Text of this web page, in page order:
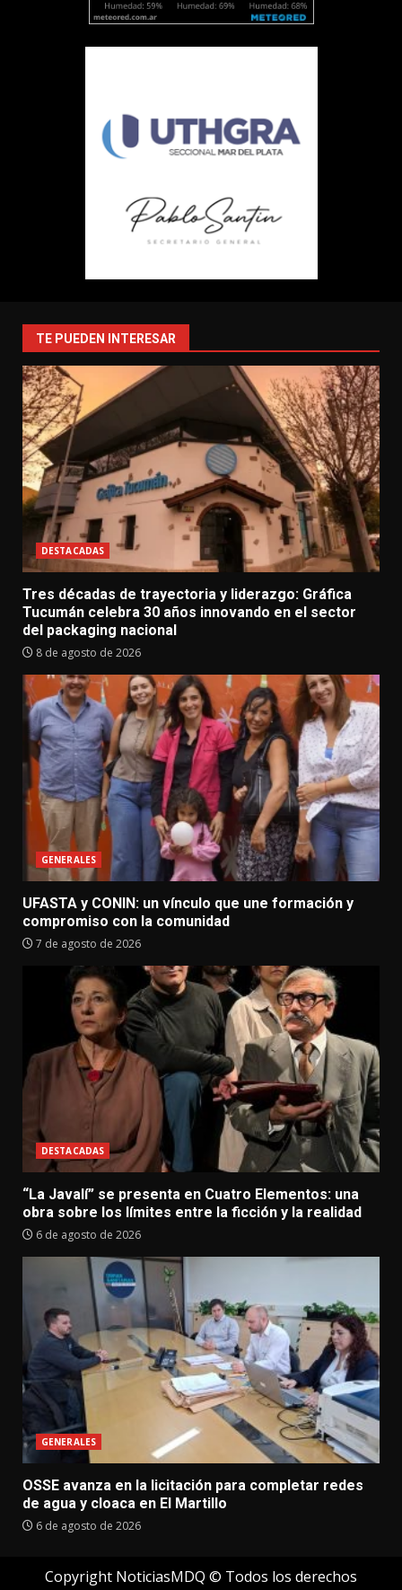
TE PUEDEN INTERESAR
DESTACADAS
Tres décadas de trayectoria y liderazgo: Gráfica
Tucumán celebra 30 años innovando en el sector
del packaging nacional
8 de agosto de 2026
GENERALES
UFASTA y CONIN: un vínculo que une formación y
compromiso con la comunidad
7 de agosto de 2026
DESTACADAS
“La Javalí” se presenta en Cuatro Elementos: una
obra sobre los límites entre la ficción y la realidad
6 de agosto de 2026
GENERALES
OSSE avanza en la licitación para completar redes
de agua y cloaca en El Martillo
6 de agosto de 2026
Copyright NoticiasMDQ © Todos los derechos